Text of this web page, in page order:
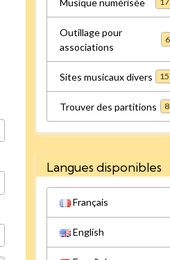
Outillage pour
associations
Sites musicaux divers 15
Trouver des partitions 8
Langues disponibles
Français
English